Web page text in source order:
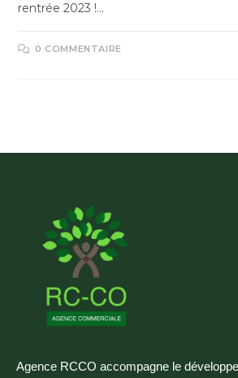
rentrée 2023 !…
0 COMMENTAIRE
Agence RCCO accompagne le